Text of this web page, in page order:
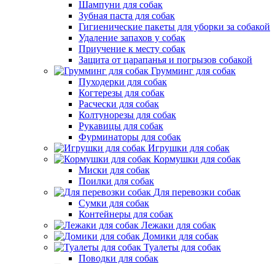
Шампуни для собак
Зубная паста для собак
Гигиенические пакеты для уборки за собакой
Удаление запахов у собак
Приучение к месту собак
Защита от царапанья и погрызов собакой
Грумминг для собак
Пуходерки для собак
Когтерезы для собак
Расчески для собак
Колтунорезы для собак
Рукавицы для собак
Фурминаторы для собак
Игрушки для собак
Кормушки для собак
Миски для собак
Поилки для собак
Для перевозки собак
Сумки для собак
Контейнеры для собак
Лежаки для собак
Домики для собак
Туалеты для собак
Поводки для собак